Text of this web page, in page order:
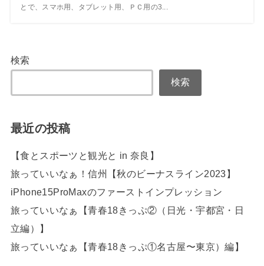
とで、スマホ用、タブレット用、ＰＣ用の3...
検索
検索
最近の投稿
【食とスポーツと観光と in 奈良】
旅っていいなぁ！信州【秋のビーナスライン2023】
iPhone15ProMaxのファーストインプレッション
旅っていいなぁ【青春18きっぷ②（日光・宇都宮・日
立編）】
旅っていいなぁ【青春18きっぷ①名古屋〜東京）編】